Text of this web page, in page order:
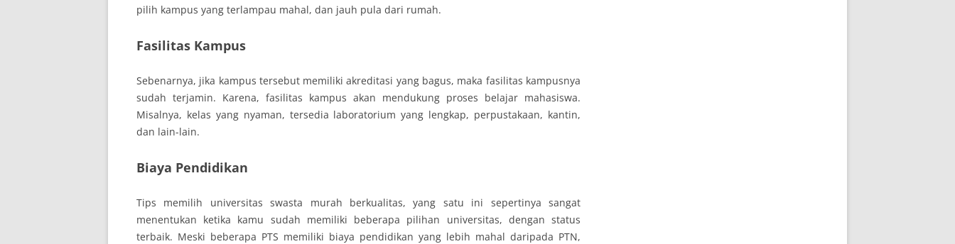
pilih kampus yang terlampau mahal, dan jauh pula dari rumah.
Fasilitas Kampus
Sebenarnya, jika kampus tersebut memiliki akreditasi yang bagus, maka fasilitas kampusnya
sudah terjamin. Karena, fasilitas kampus akan mendukung proses belajar mahasiswa.
Misalnya, kelas yang nyaman, tersedia laboratorium yang lengkap, perpustakaan, kantin,
dan lain-lain.
Biaya Pendidikan
Tips memilih universitas swasta murah berkualitas, yang satu ini sepertinya sangat
menentukan ketika kamu sudah memiliki beberapa pilihan universitas, dengan status
terbaik. Meski beberapa PTS memiliki biaya pendidikan yang lebih mahal daripada PTN,